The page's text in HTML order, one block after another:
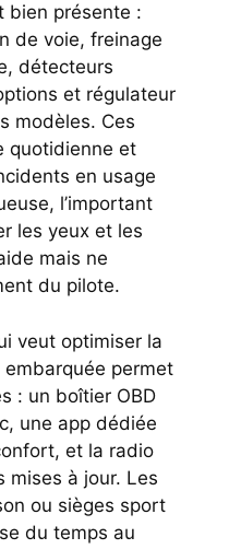
bien présente :
de voie, freinage
détecteurs
et régulateur
modèles. Ces
quotidienne et
en usage
l’important
les yeux et les
mais ne
du pilote.
veut optimiser la
permet
: un boîtier OBD
une app dédiée
et la radio
mises à jour. Les
ou sièges sport
du temps au